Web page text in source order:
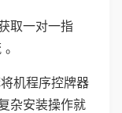
取一对一指
机程序控牌器
杂安装操作就